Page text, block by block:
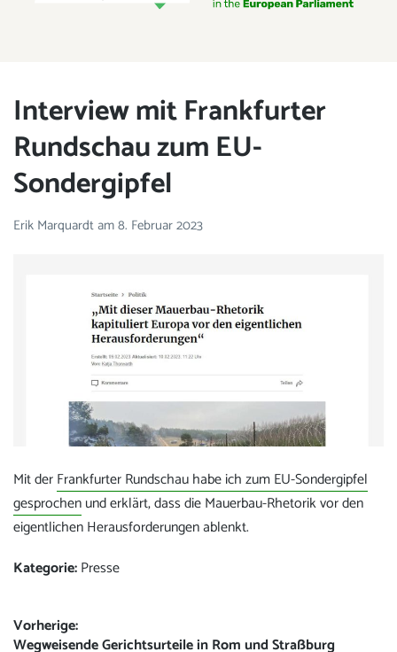
Interview mit Frankfurter
Rundschau zum EU-
Sondergipfel
Erik Marquardtam8. Februar 2023
Mit derFrankfurter Rundschau habe ich zum EU-Sondergipfel
gesprochenund erklärt, dass die Mauerbau-Rhetorik vor den
eigentlichen Herausforderungen ablenkt.
Kategorie:Presse
Beitrags-
Vorherige:
Vorheriger
Wegweisende Gerichtsurteile in Rom und Straßburg